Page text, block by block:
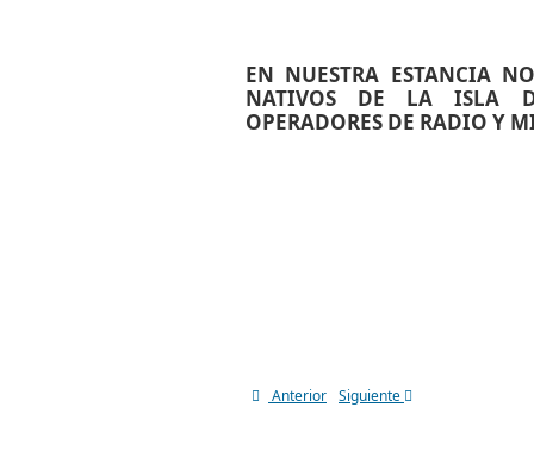
EN NUESTRA ESTANCIA
NATIVOS DE LA ISLA
OPERADORES DE RADIO Y
Anterior Siguiente